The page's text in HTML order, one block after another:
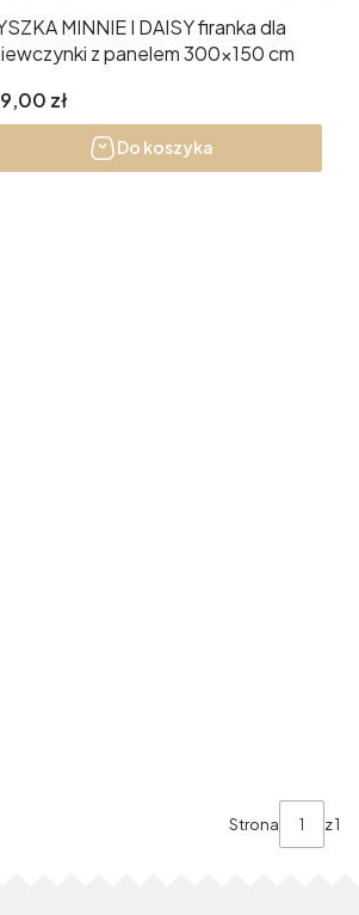
MINNIE I DAISY firanka dla
z panelem 300x150 cm
zł
Do koszyka
Strona z 1